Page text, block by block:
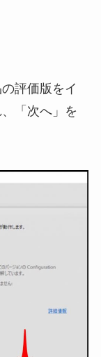
評価版をイ
「次へ」を